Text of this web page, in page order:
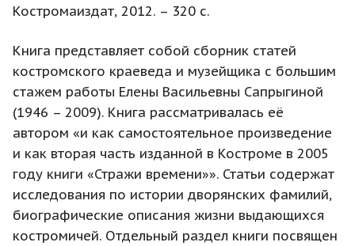
Костромаиздат, 2012. – 320 с.
Книга представляет собой сборник статей
костромского краеведа и музейщика с большим
стажем работы Елены Васильевны Сапрыгиной
(1946 – 2009). Книга рассматривалась её
автором «и как самостоятельное произведение
и как вторая часть изданной в Костроме в 2005
году книги «Стражи времени»». Статьи содержат
исследования по истории дворянских фамилий,
биографические описания жизни выдающихся
костромичей. Отдельный раздел книги посвящен